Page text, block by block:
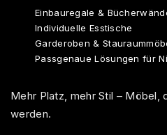
Einbauregale &
Individuelle Esstische
Garderoben &
Passgenaue Lösungen für
Mehr Platz, mehr Stil – Möbel,
werden.